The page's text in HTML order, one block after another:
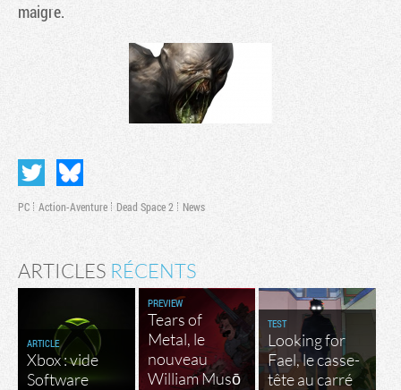
maigre.
PC Action-Aventure Dead Space 2 News
ARTICLES RÉCENTS
ARTICLE
Xbox : vide
Software
PREVIEW
Tears of
Metal, le
nouveau
William Musō
TEST
Looking for
Fael, le casse-
tête au carré